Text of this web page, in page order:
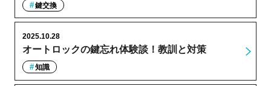
鍵交換
オートロックの鍵忘れ体験談！教訓と対策
2025.10.28
知識